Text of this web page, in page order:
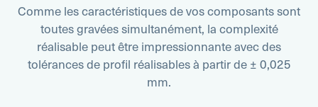
Comme les caractéristiques de vos composants sont
toutes gravées simultanément, la complexité
réalisable peut être impressionnante avec des
tolérances de profil réalisables à partir de ± 0,025
mm.